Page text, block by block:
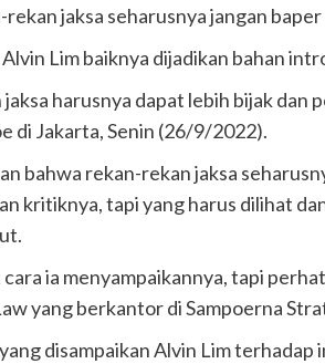
jaksa seharusnya jangan
Lim baiknya dijadikan bahan
harusnya dapat lebih bijak dan
di Jakarta, Senin (26/9/2022).
bahwa rekan-rekan jaksa
kritiknya, tapi yang harus dilihat
cara ia menyampaikannya, tapi
yang berkantor di Sampoerna
disampaikan Alvin Lim